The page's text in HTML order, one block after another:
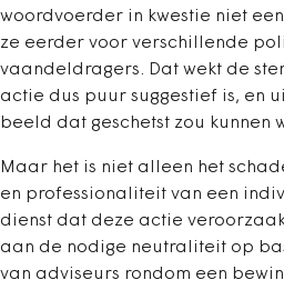
woordvoerder in kwestie niet
ze eerder voor verschillende
vaandeldragers. Dat wekt de
actie dus puur suggestief is, en
beeld dat geschetst zou kunnen
Maar het is niet alleen het
en professionaliteit van een
dienst dat deze actie
aan de nodige neutraliteit op
van adviseurs rondom een